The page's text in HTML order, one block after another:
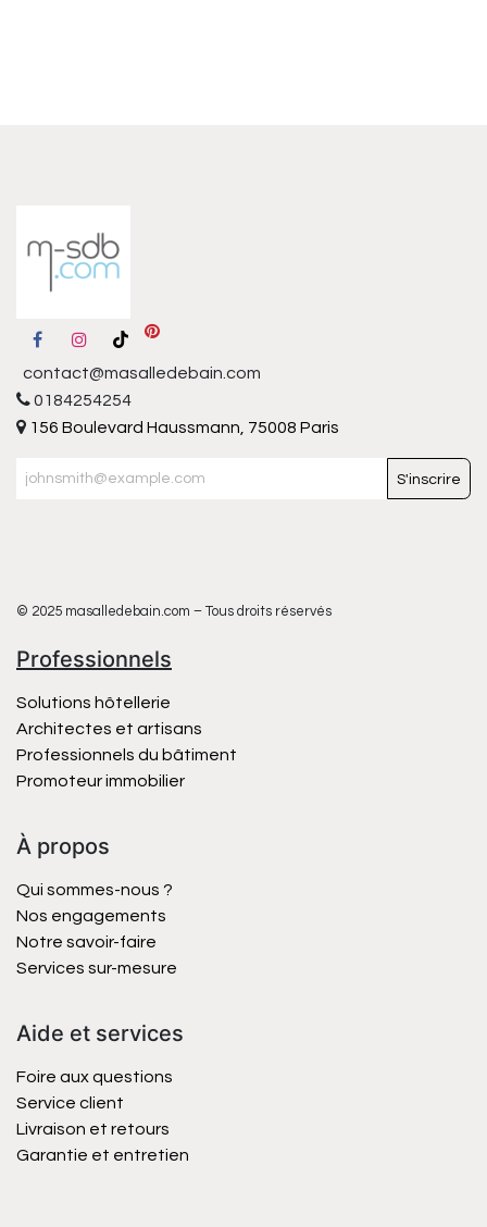
contact@masalledebain.com
0184254254
156 Boulevard Haussmann, 75008 Paris
S'inscrire
© 2025 masalledebain.com – Tous droits réservés
Professionnels
Solutions hôtellerie
Architectes et artisans
Professionnels du bâtiment
Promoteur immobilier
À propos
Qui sommes-nous ?
Nos engagements
Notre savoir-faire
Services sur-mesure
Aide et services
Foire aux questions
Service client
Livraison et retours
Garantie et entretien